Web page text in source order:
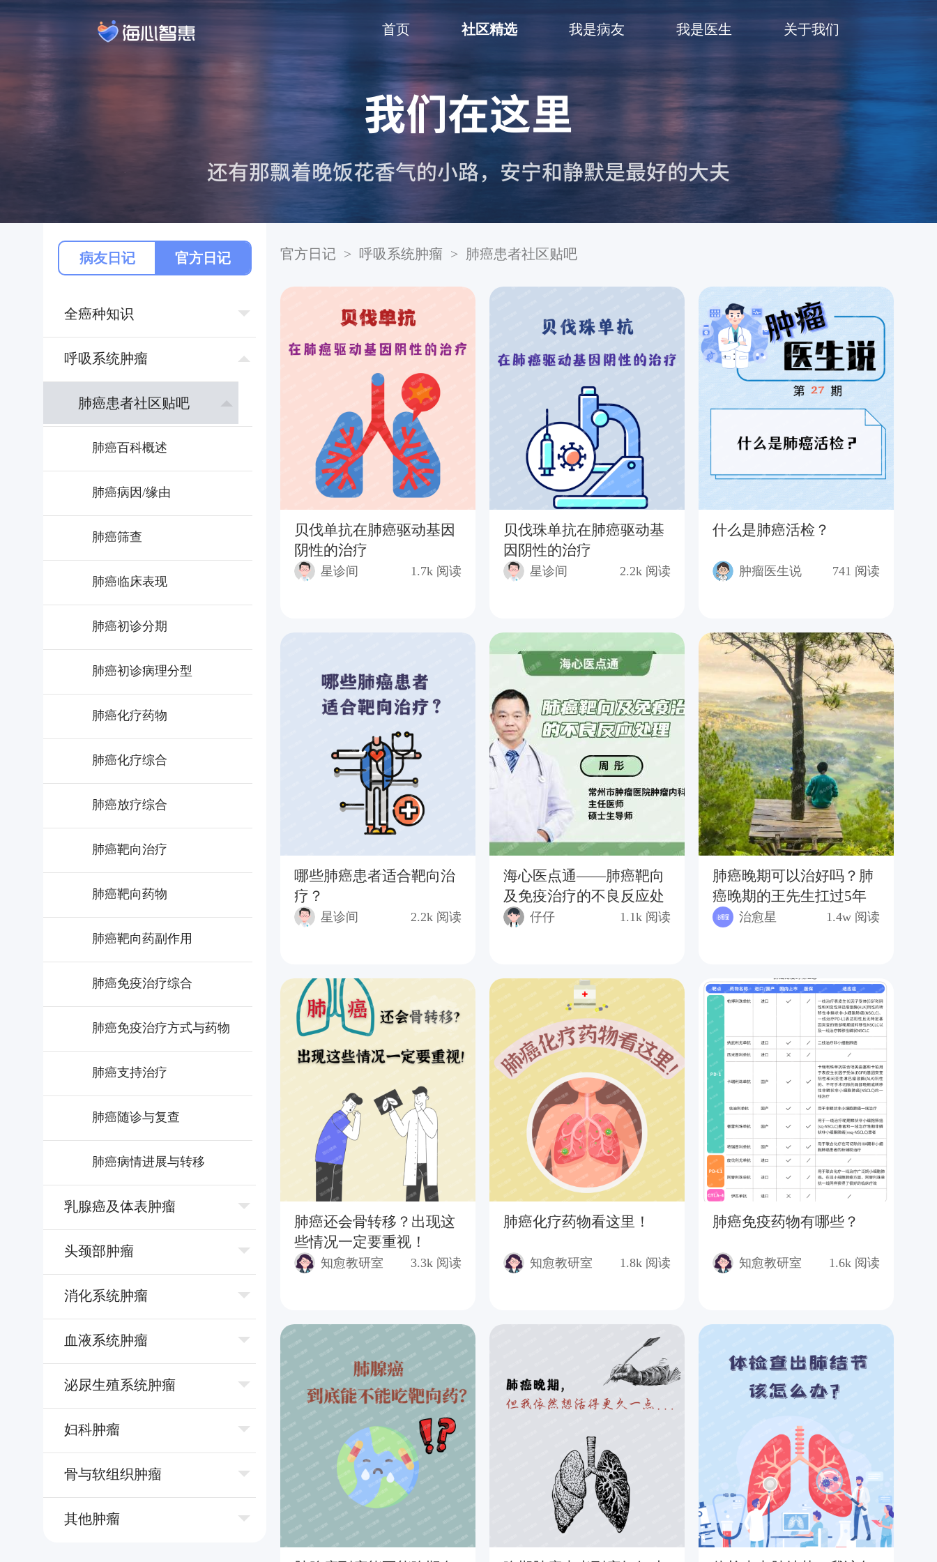
首页 社区精选 我是病友 我是医生 关于我们
病友日记 官方日记
全癌种知识
呼吸系统肿瘤
肺癌患者社区贴吧
肺癌百科概述
肺癌病因/缘由
肺癌筛查
肺癌临床表现
肺癌初诊分期
肺癌初诊病理分型
肺癌化疗药物
肺癌化疗综合
肺癌放疗综合
肺癌靶向治疗
肺癌靶向药物
肺癌靶向药副作用
肺癌免疫治疗综合
肺癌免疫治疗方式与药物
肺癌支持治疗
肺癌随诊与复查
肺癌病情进展与转移
乳腺癌及体表肿瘤
头颈部肿瘤
消化系统肿瘤
⾎液系统肿瘤
泌尿⽣殖系统肿瘤
妇科肿瘤
⻣与软组织肿瘤
其他肿瘤
官方日记 > 呼吸系统肿瘤 > 肺癌患者社区贴吧
贝伐单抗在肺癌驱动基因
阴性的治疗
星诊间 1.7k 阅读
贝伐珠单抗在肺癌驱动基
因阴性的治疗
星诊间 2.2k 阅读
什么是肺癌活检？
肿瘤医生说 741 阅读
哪些肺癌患者适合靶向治
疗？
星诊间 2.2k 阅读
海心医点通——肺癌靶向
及免疫治疗的不良反应处
理
仔仔 1.1k 阅读
肺癌晚期可以治好吗？肺
癌晚期的王先生扛过5年
大关治愈星 1.4w 阅读
肺癌还会骨转移？出现这
些情况一定要重视！
知愈教研室 3.3k 阅读
肺癌化疗药物看这里！
知愈教研室 1.8k 阅读
肺癌免疫药物有哪些？
知愈教研室 1.6k 阅读